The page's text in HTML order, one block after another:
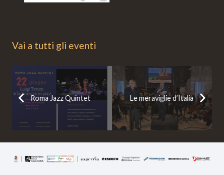
Vai a tutti gli eventi
Roma Jazz Quintet Le meraviglie d’Italia